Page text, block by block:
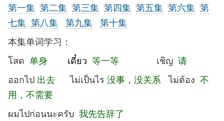
第一集 第二集 第三集 第四集 第五集 第六集 第
七集 第八集 第九集 第十集
本集单词学习：
โสด 单身 เดี๋ยว 等一等 เชิญ 请
ออกไป 出去 ไม่เป็นไร 没事，没关系ไม่ต้อง 不
用，不需要
ผมไปก่อนนะครับ 我先告辞了